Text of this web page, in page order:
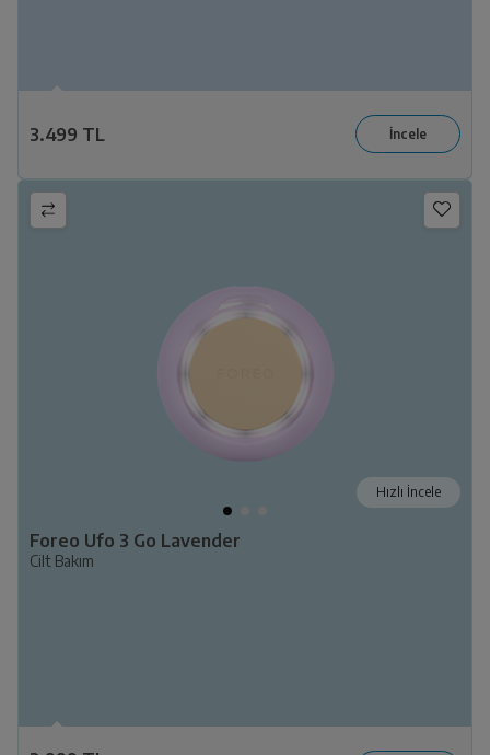
3.499 TL
Hızlı İncele
Foreo Ufo 3 Go Lavender
Cilt Bakım